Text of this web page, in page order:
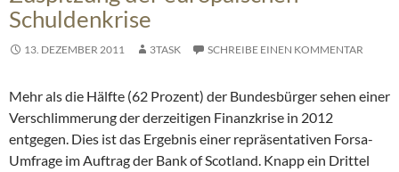
Schuldenkrise
13. DEZEMBER 2011 3TASK SCHREIBE EINEN KOMMENTAR
Mehr als die Hälfte (62 Prozent) der Bundesbürger sehen einer
Verschlimmerung der derzeitigen Finanzkrise in 2012
entgegen. Dies ist das Ergebnis einer repräsentativen Forsa-
Umfrage im Auftrag der Bank of Scotland. Knapp ein Drittel